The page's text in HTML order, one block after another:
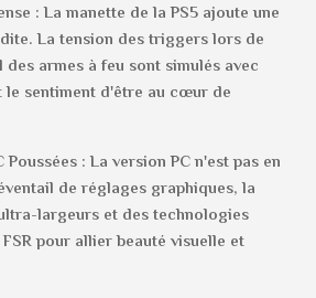
: La manette de la PS5 ajoute une
La tension des triggers lors de
armes à feu sont simulés avec
sentiment d'être au cœur de
: La version PC n'est pas en
de réglages graphiques, la
largeurs et des technologies
pour allier beauté visuelle et